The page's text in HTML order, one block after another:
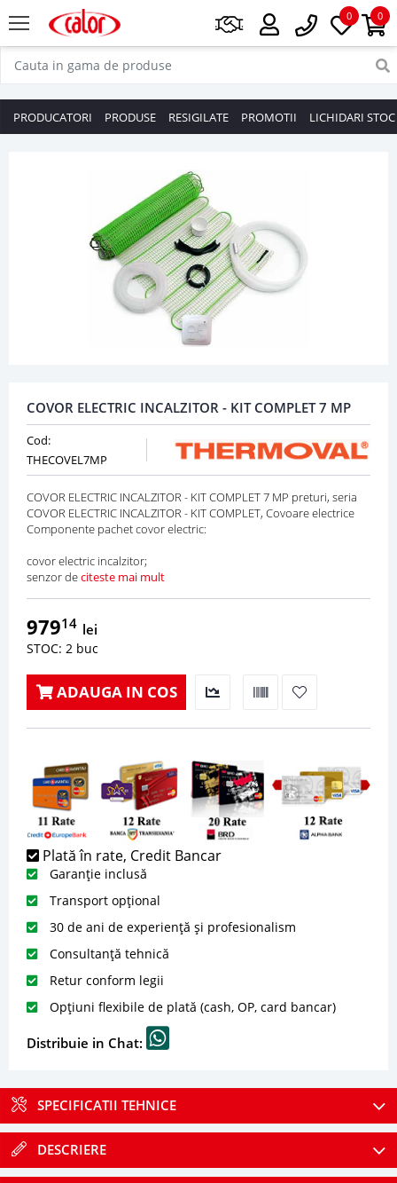
0
0
PRODUCATORI PRODUSE RESIGILATE PROMOTII LICHIDARI STOC
COVOR ELECTRIC INCALZITOR - KIT COMPLET 7 MP
Cod:
THECOVEL7MP
COVOR ELECTRIC INCALZITOR - KIT COMPLET 7 MP preturi, seria
COVOR ELECTRIC INCALZITOR - KIT COMPLET, Covoare electrice
Componente pachet covor electric:
covor electric incalzitor;
senzor deciteste mai mult
97914 lei
STOC: 2 buc
ADAUGA IN COS
Plată în rate, Credit Bancar
Garanție inclusă
Transport opțional
30 de ani de experiență și profesionalism
Consultanță tehnică
Retur conform legii
Opțiuni flexibile de plată (cash, OP, card bancar)
Distribuie in Chat:
SPECIFICATII TEHNICE
DESCRIERE